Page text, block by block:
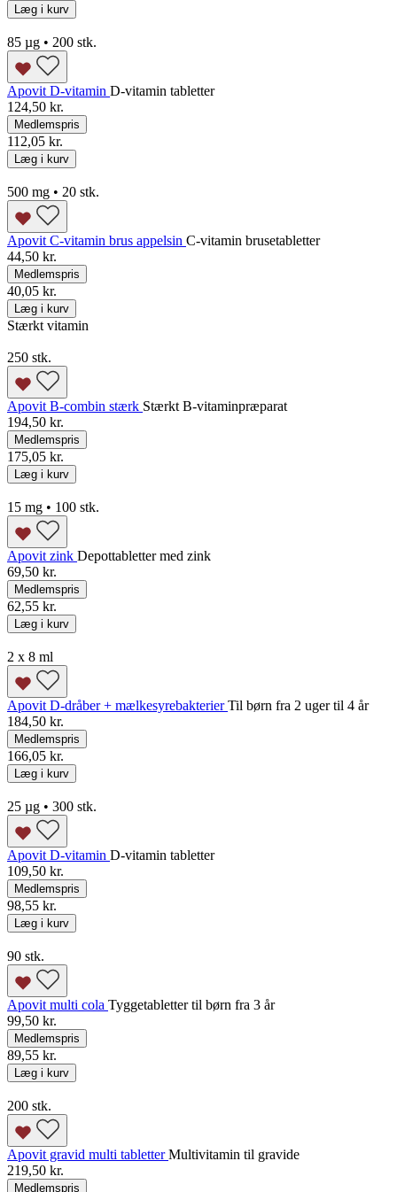
Læg i kurv
85 µg • 200 stk.
Apovit D-vitamin D-vitamin tabletter
124,50 kr.
Medlemspris
112,05 kr.
Læg i kurv
500 mg • 20 stk.
Apovit C-vitamin brus appelsin C-vitamin brusetabletter
44,50 kr.
Medlemspris
40,05 kr.
Læg i kurv
Stærkt vitamin
250 stk.
Apovit B-combin stærk Stærkt B-vitaminpræparat
194,50 kr.
Medlemspris
175,05 kr.
Læg i kurv
15 mg • 100 stk.
Apovit zink Depottabletter med zink
69,50 kr.
Medlemspris
62,55 kr.
Læg i kurv
2 x 8 ml
Apovit D-dråber + mælkesyrebakterierTil børn fra 2 uger til 4 år
184,50 kr.
Medlemspris
166,05 kr.
Læg i kurv
25 µg • 300 stk.
Apovit D-vitamin D-vitamin tabletter
109,50 kr.
Medlemspris
98,55 kr.
Læg i kurv
90 stk.
Apovit multi cola Tyggetabletter til børn fra 3 år
99,50 kr.
Medlemspris
89,55 kr.
Læg i kurv
200 stk.
Apovit gravid multi tabletterMultivitamin til gravide
219,50 kr.
Medlemspris